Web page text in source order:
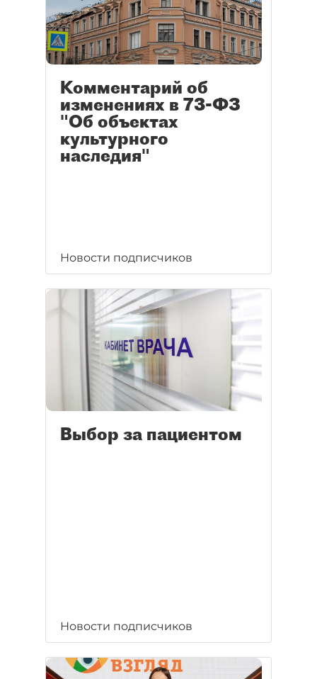
Комментарий об
изменениях в 73-ФЗ
"Об объектах
культурного
наследия"
Новости подписчиков
Выбор за пациентом
Новости подписчиков